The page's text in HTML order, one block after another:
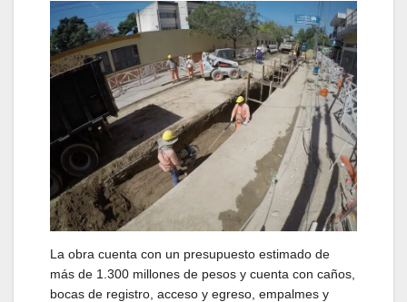
La obra cuenta con un presupuesto estimado de
más de 1.300 millones de pesos y cuenta con caños,
bocas de registro, acceso y egreso, empalmes y